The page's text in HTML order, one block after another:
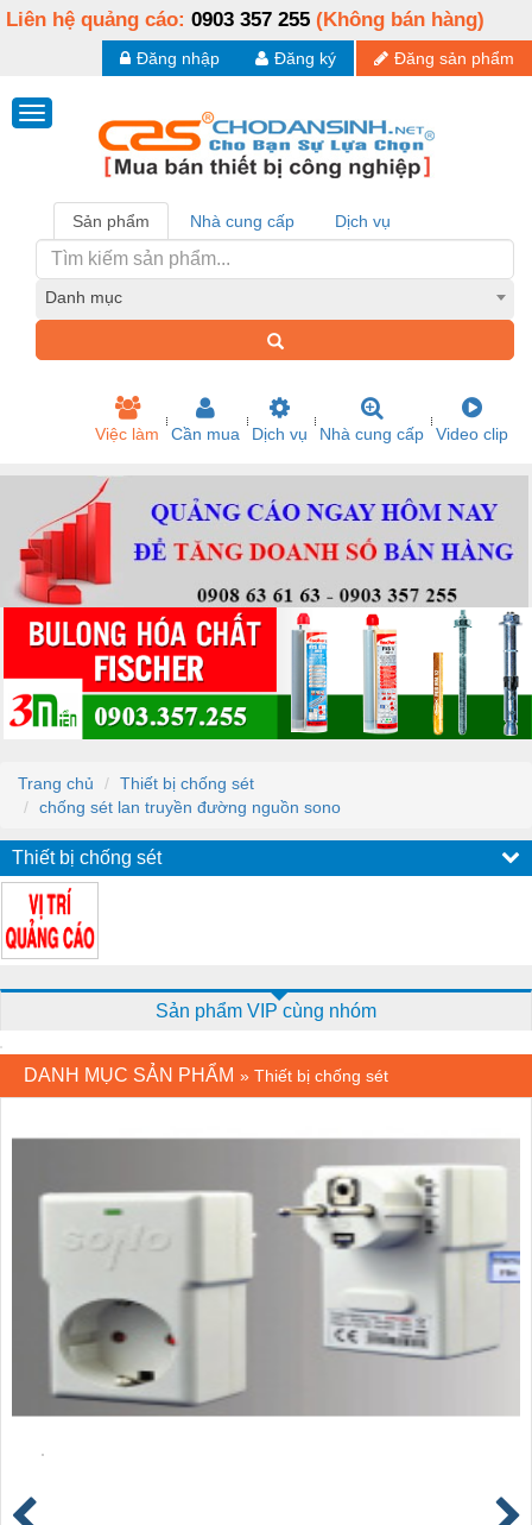
Liên hệ quảng cáo: 0903 357 255 (Không bán hàng)
Đăng sản phẩm
Đăng ký
Đăng nhập
Sản phẩm Nhà cung cấp Dịch vụ
Danh mục
Việc làm Cần mua Dịch vụ Nhà cung cấp Video clip
Trang chủ
Thiết bị chống sét
chống sét lan truyền đường nguồn sono
Thiết bị chống sét
Sản phẩm VIP cùng nhóm
DANH MỤC SẢN PHẨM » Thiết bị chống sét